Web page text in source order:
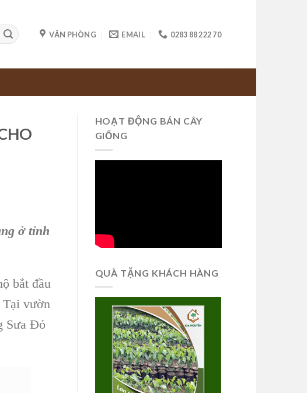
VĂN PHÒNG EMAIL 0283 88 222 70
ở tỉnh
bắt đầu
Tại vườn
Sưa Đỏ
HOẠT ĐỘNG BÁN CÂY
GIỐNG
QUÀ TẶNG KHÁCH HÀNG